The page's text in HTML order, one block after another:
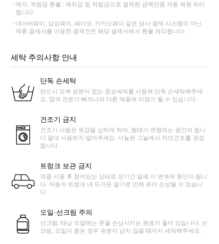
예치, 적립금 환불 : 예치금 및 적립금으로 결제한 금액만큼 자동 복원 처리
됩니다.
네이버페이, 삼성페이, 페이코, 카카오페이 같은 당사 결제 시스템이 아닌
제휴 결제사를 이용한 결제건은 해당 결제사에서 환불 처리됩니다.
세탁 주의사항 안내
단독 손세탁
반드시 표백 성분이 없는 중성세제를 사용해 단독 손세탁해주세
요. 염색 잔료가 빠져나와 다른 제품에 이염이 될 수 있습니다.
건조기 금지
건조기 사용은 옷감을 상하게 하며, 형태가 변형되는 원인이 됩니
다.절대 사용하지 말아주세요. 서늘한 그늘에서 자연건조를 권장
합니다.
트렁크 보관 금지
제품 사용 후 젖어있는 상태로 장기간 밀폐 시 변색에 원인이 됩니
다. 자동차 트렁크 내 뜨거운 열기로 인해 옷이 손상될 수 있습니
다.
오일·선크림 주의
선크림, 태닝 오일에는 옷을 손상시키는 원료가 들어 있습니다. 선
크림, 오일이 묻은 경우 유분이 남지 않을 때까지 세탁해주세요.